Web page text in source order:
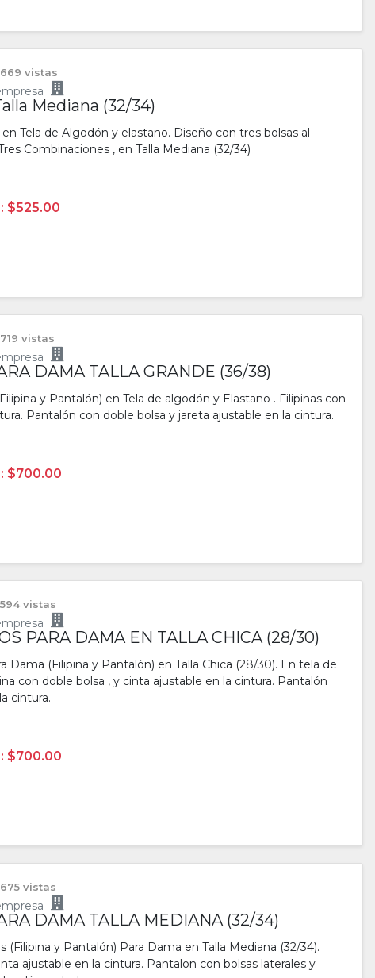
669 vistas
Mediana (32/34)
Tela de Algodón y elastano. Diseño con tres bolsas al
Combinaciones , en Talla Mediana (32/34)
$525.00
719 vistas
DAMA TALLA GRANDE (36/38)
y Pantalón) en Tela de algodón y Elastano . Filipinas con
Pantalón con doble bolsa y jareta ajustable en la cintura.
$700.00
594 vistas
PARA DAMA EN TALLA CHICA (28/30)
Dama (Filipina y Pantalón) en Talla Chica (28/30). En tela de
con doble bolsa , y cinta ajustable en la cintura. Pantalón
cintura.
$700.00
675 vistas
DAMA TALLA MEDIANA (32/34)
y Pantalón) Para Dama en Talla Mediana (32/34).
ajustable en la cintura. Pantalon con bolsas laterales y